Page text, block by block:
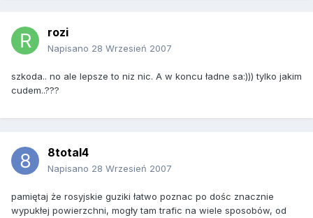
rozi
Napisano 28 Wrzesień 2007
szkoda.. no ale lepsze to niz nic. A w koncu ładne sa:))) tylko jakim
cudem..???
8total4
Napisano 28 Wrzesień 2007
pamiętaj że rosyjskie guziki łatwo poznac po dośc znacznie
wypukłej powierzchni, mogły tam trafic na wiele sposobów, od